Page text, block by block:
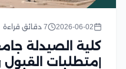
2026-06-02 7 دقائق قراءة
كلية الصيدلة
|متطلبات